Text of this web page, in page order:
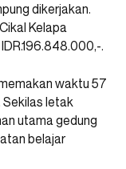
dikerjakan.
Kelapa
.
waktu 57
letak
utama gedung
belajar